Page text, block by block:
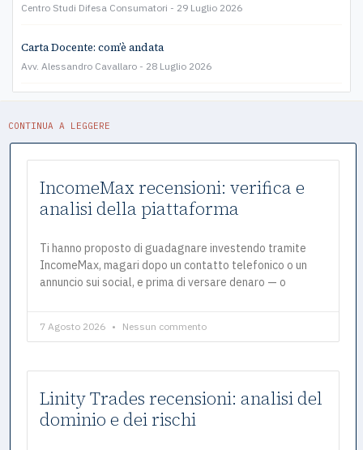
Centro Studi Difesa Consumatori 29 Luglio 2026
Carta Docente: com’è andata
Avv. Alessandro Cavallaro 28 Luglio 2026
CONTINUA A LEGGERE
IncomeMax recensioni: verifica e
analisi della piattaforma
Ti hanno proposto di guadagnare investendo tramite
IncomeMax, magari dopo un contatto telefonico o un
annuncio sui social, e prima di versare denaro — o
7 Agosto 2026 Nessun commento
Linity Trades recensioni: analisi del
dominio e dei rischi